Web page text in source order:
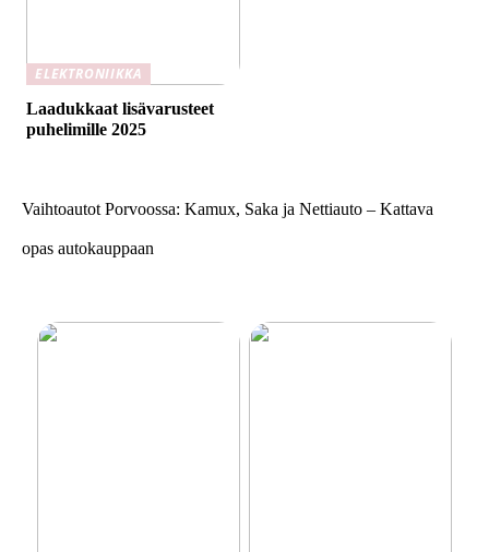
ELEKTRONIIKKA
Laadukkaat lisävarusteet
puhelimille 2025
Vaihtoautot Porvoossa: Kamux, Saka ja Nettiauto – Kattava
opas autokauppaan